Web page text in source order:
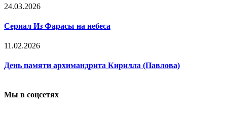
24.03.2026
Сериал Из Фарасы на небеса
11.02.2026
День памяти архимандрита Кирилла (Павлова)
Мы в соцсетях